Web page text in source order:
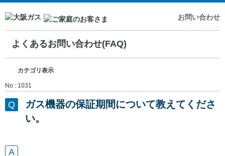
お問い合わせ
よくあるお問い合わせ(FAQ)
カテゴリ表示
No : 1031
ガス機器の保証期間について教えてくださ
い。